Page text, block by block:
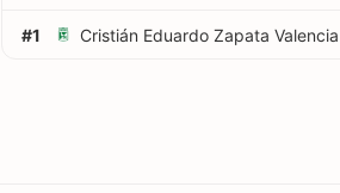
#1 Cristián Eduardo Zapata Valencia